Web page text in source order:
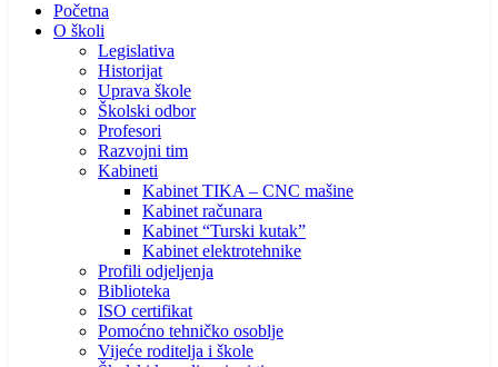
Početna
O školi
Legislativa
Historijat
Uprava škole
Školski odbor
Profesori
Razvojni tim
Kabineti
Kabinet TIKA – CNC mašine
Kabinet računara
Kabinet “Turski kutak”
Kabinet elektrotehnike
Profili odjeljenja
Biblioteka
ISO certifikat
Pomoćno tehničko osoblje
Vijeće roditelja i škole